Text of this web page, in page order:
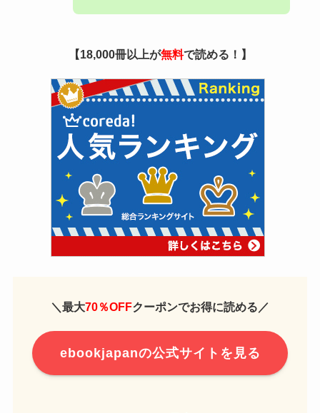
【18,000冊以上が無料で読める！】
＼ 最大70％OFFクーポンでお得に読める ／
ebookjapanの公式サイトを見る